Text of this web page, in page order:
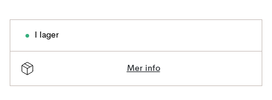
I lager
Mer info